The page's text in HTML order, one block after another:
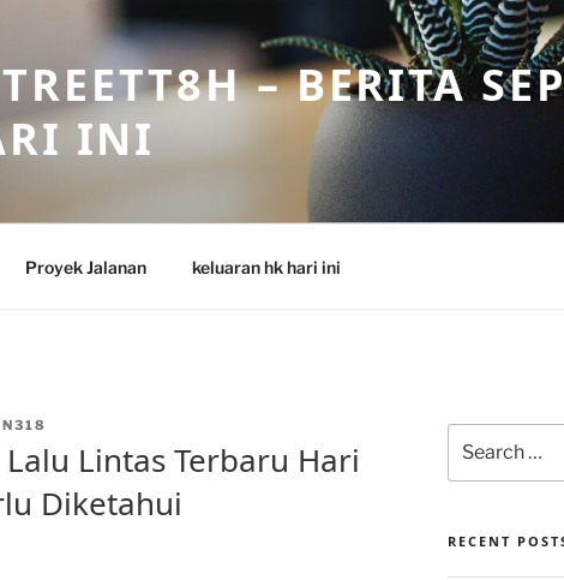
– BERITA
INI
Proyek Jalanan keluaran hk hari ini
Lintas Terbaru Hari
Diketahui
for:
RECENT